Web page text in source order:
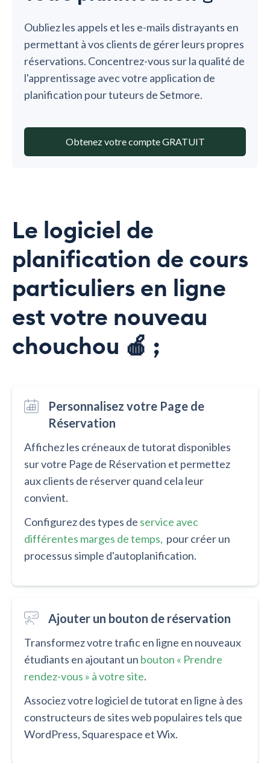
Oubliez les appels et les e-mails distrayants en
permettant à vos clients de gérer leurs propres
réservations. Concentrez-vous sur la qualité de
l'apprentissage avec votre application de
planification pour tuteurs de Setmore.
Obtenez votre compte GRATUIT
Le logiciel de
planification de cours
particuliers en ligne
est votre nouveau
chouchou 🍎 ;
Personnalisez votre Page de
Réservation
Affichez les créneaux de tutorat disponibles
sur votre Page de Réservation et permettez
aux clients de réserver quand cela leur
convient.
Configurez des types de service avec
différentes marges de temps, pour créer un
processus simple d'autoplanification.
Ajouter un bouton de réservation
Transformez votre trafic en ligne en nouveaux
étudiants en ajoutant un bouton « Prendre
rendez-vous » à votre site.
Associez votre logiciel de tutorat en ligne à des
constructeurs de sites web populaires tels que
WordPress, Squarespace et Wix.